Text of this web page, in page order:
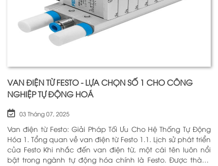
VAN ĐIỆN TỪ FESTO - LỰA CHỌN SỐ 1 CHO CÔNG
NGHIỆP TỰ ĐỘNG HOÁ
03 Tháng 07, 2025
Van điện từ Festo: Giải Pháp Tối Ưu Cho Hệ Thống Tự Động
Hóa 1. Tổng quan về van điện từ Festo 1.1. Lịch sử phát triển
của Festo Khi nhắc đến van điện từ, một cái tên luôn nổi
bật trong ngành tự động hóa chính là Festo. Được thành